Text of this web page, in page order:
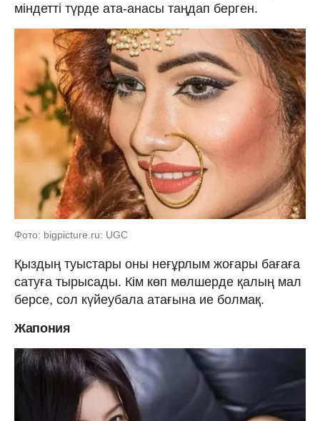
міндетті түрде ата-анасы таңдап берген.
Фото: bigpicture.ru: UGC
Қыздың туыстары оны неғұрлым жоғары бағаға
сатуға тырысады. Кім көп мөлшерде қалың мал
берсе, сол күйеубала атағына ие болмақ.
Жапония